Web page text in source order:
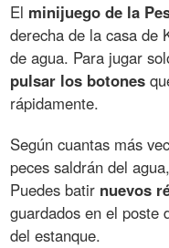
El minijuego de la
derecha de la casa de
de agua. Para jugar
pulsar los botones
rápidamente.
Según cuantas más
peces saldrán del
Puedes batir nuevos
guardados en el poste
del estanque.